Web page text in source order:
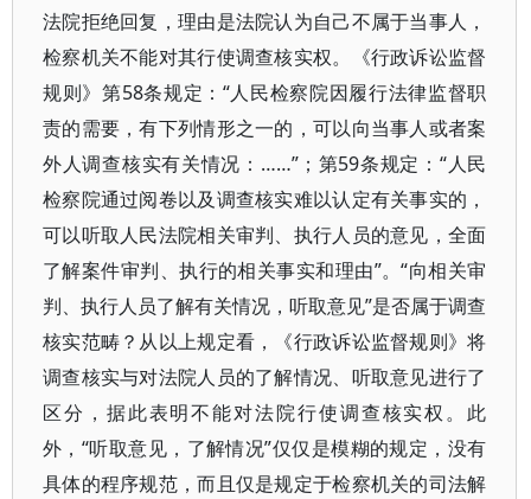
法院拒绝回复，理由是法院认为自己不属于当事人，
检察机关不能对其行使调查核实权。《行政诉讼监督
规则》第58条规定：“人民检察院因履行法律监督职
责的需要，有下列情形之一的，可以向当事人或者案
外人调查核实有关情况：……”；第59条规定：“人民
检察院通过阅卷以及调查核实难以认定有关事实的，
可以听取人民法院相关审判、执行人员的意见，全面
了解案件审判、执行的相关事实和理由”。“向相关审
判、执行人员了解有关情况，听取意见”是否属于调查
核实范畴？从以上规定看，《行政诉讼监督规则》将
调查核实与对法院人员的了解情况、听取意见进行了
区分，据此表明不能对法院行使调查核实权。此
外，“听取意见，了解情况”仅仅是模糊的规定，没有
具体的程序规范，而且仅是规定于检察机关的司法解